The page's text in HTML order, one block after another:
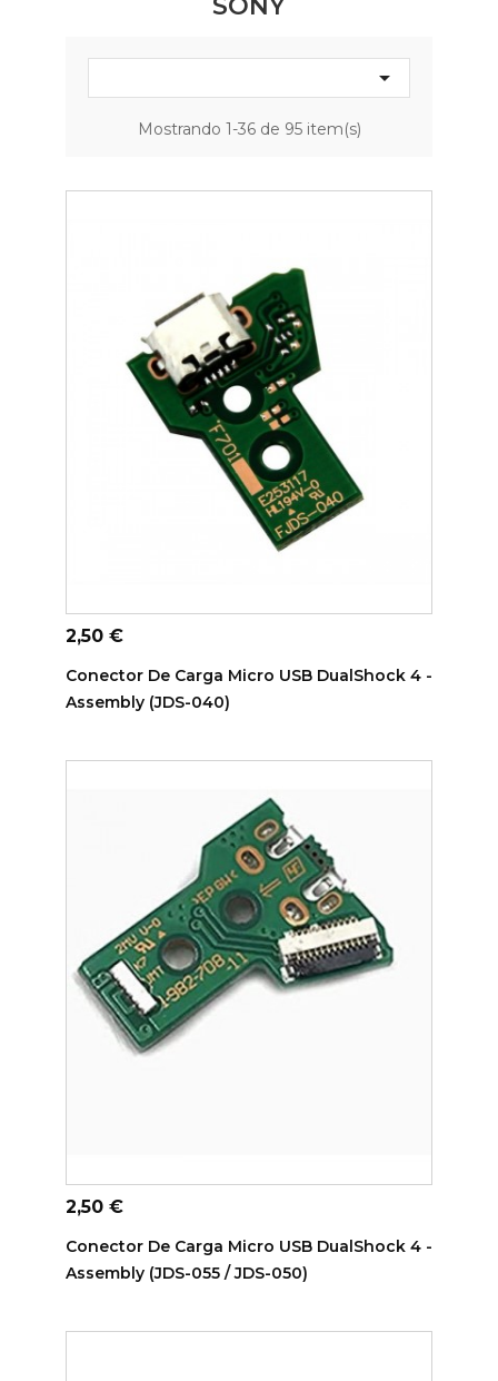

Mostrando 1-36 de 95 item(s)
ADICIONAR AO CARRINHO
Preço
2,50 €
Conector De Carga Micro USB DualShock 4 -
Assembly (JDS-040)
ADICIONAR AO CARRINHO
Preço
2,50 €
Conector De Carga Micro USB DualShock 4 -
Assembly (JDS-055 / JDS-050)